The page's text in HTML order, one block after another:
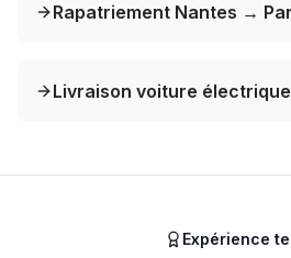
Rapatriement Nantes →
Livraison voiture électrique
Expérience